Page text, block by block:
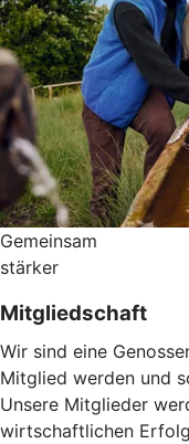
Gemeinsam
stärker
Mitgliedschaft
Wir sind eine
Mitglied werden und
Unsere Mitglieder
wirtschaftlichen